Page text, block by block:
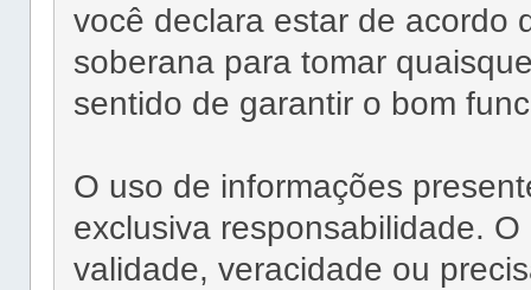
você declara estar de acordo
soberana para tomar
sentido de garantir o bom
O uso de informações
exclusiva responsabilidade.
validade, veracidade ou